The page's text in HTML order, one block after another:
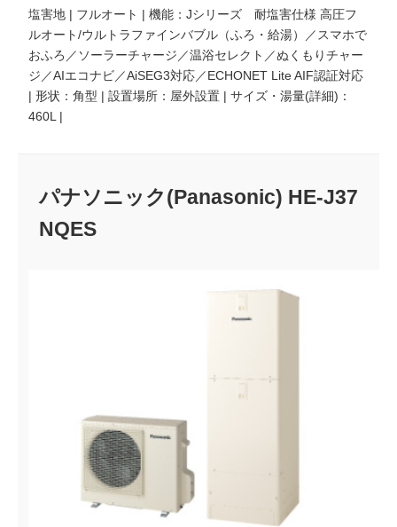
塩害地 | フルオート | 機能：Jシリーズ 耐塩害仕様 高圧フ
ルオート/ウルトラファインバブル（ふろ・給湯）／スマホで
おふろ／ソーラーチャージ／温浴セレクト／ぬくもりチャー
ジ／AIエコナビ／AiSEG3対応／ECHONET Lite AIF認証対応
| 形状：角型 | 設置場所：屋外設置 | サイズ・湯量(詳細)：
460L |
パナソニック(Panasonic) HE-J37
NQES